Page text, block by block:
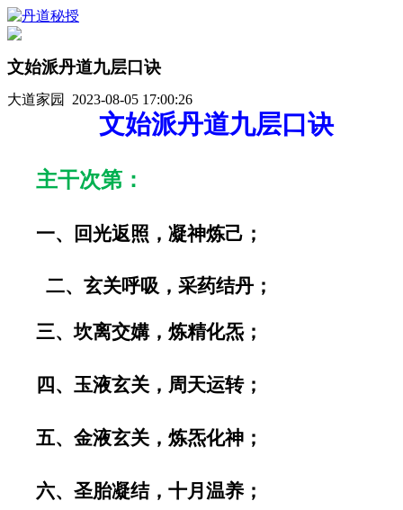
文始派丹道九层口诀
大道家园 2023-08-05 17:00:26
文始派丹道九层口诀
主干次第：
一、 回光返照，凝神炼己；
二、玄关呼吸，采药结丹；
三、坎离交媾，炼精化炁；
四、玉液玄关，周天运转；
五、金液玄关，炼炁化神；
六、圣胎凝结，十月温养；